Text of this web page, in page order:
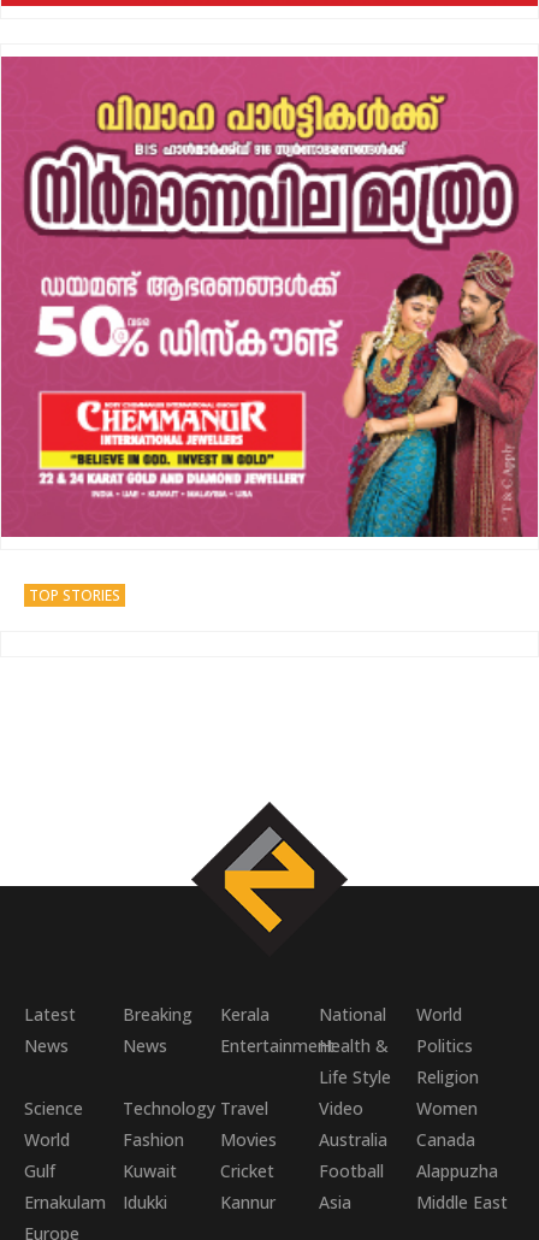
TOP STORIES
Latest
News
Breaking
News
Kerala National
World
EntertainmentHealth &
Life Style
Politics
Religion
Science
World
Technology Travel Video
Women
Fashion
Movies Australia
Canada
Gulf
Kuwait Cricket Football
Alappuzha
Ernakulam
Idukki Kannur Asia
Middle East
Europe